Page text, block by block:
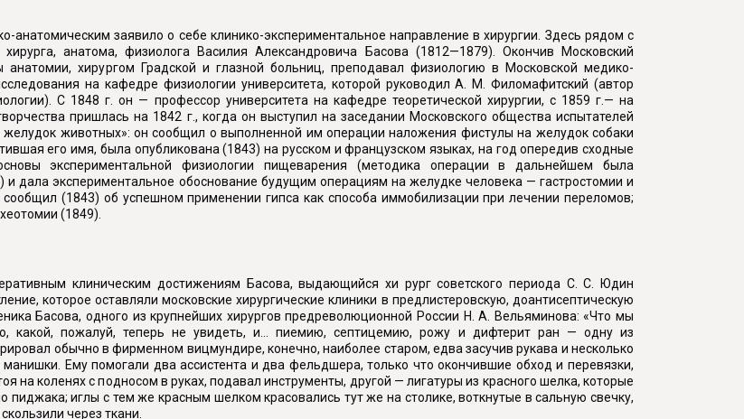
заявило о себе клинико-экспериментальное направление в хирургии. Здесь рядом с
анатома, физиолога Василия Александровича Басова (1812—1879). Окончив Московский
хирургом Градской и глазной больниц, преподавал физиологию в Московской медико-
на кафедре физиологии университета, которой руководил А. М. Филомафитский (автор
С 1848 г. он — профессор университета на кафедре теоретической хирургии, с 1859 г.— на
пришлась на 1842 г., когда он выступил на заседании Московского общества испытателей
животных»: он сообщил о выполненной им операции наложения фистулы на желудок собаки
его имя, была опубликована (1843) на русском и французском языках, на год опередив сходные
экспериментальной физиологии пищеварения (методика операции в дальнейшем была
дала экспериментальное обоснование будущим операциям на желудке человека — гастростомии и
(1843) об успешном применении гипса как способа иммобилизации при лечении переломов;
(1849).
клиническим достижениям Басова, выдающийся хи рург советского периода С. С. Юдин
которое оставляли московские хирургические клиники в предлистеровскую, доантисептическую
Басова, одного из крупнейших хирургов предреволюционной России Н. А. Вельяминова: «Что мы
какой, пожалуй, теперь не увидеть, и... пиемию, септицемию, рожу и дифтерит ран — одну из
обычно в фирменном вицмундире, конечно, наиболее старом, едва засучив рукава и несколько
Ему помогали два ассистента и два фельдшера, только что окончившие обход и перевязки,
на коленях с подносом в руках, подавал инструменты, другой — лигатуры из красного шелка, которые
пиджака; иглы с тем же красным шелком красовались тут же на столике, воткнутые в сальную свечку,
через ткани.